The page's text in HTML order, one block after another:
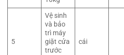
5
Vệ sinh
và bảo
trì máy
giặt cửa
trước
cái